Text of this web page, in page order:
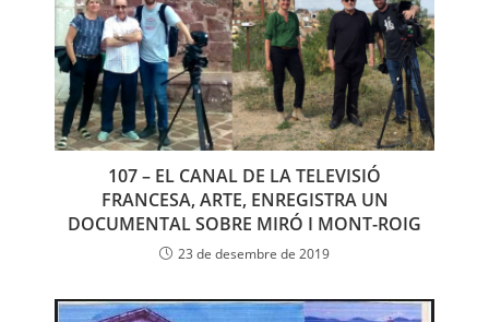
107 – EL CANAL DE LA TELEVISIÓ
FRANCESA, ARTE, ENREGISTRA UN
DOCUMENTAL SOBRE MIRÓ I MONT-ROIG
23 de desembre de 2019